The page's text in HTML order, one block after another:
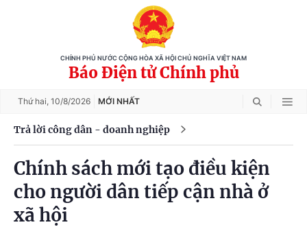
CHÍNH PHỦ NƯỚC CỘNG HÒA XÃ HỘI CHỦ NGHĨA VIỆT NAM
Báo Điện tử Chính phủ
Thứ hai, 10/8/2026 MỚI NHẤT
Trả lời công dân - doanh nghiệp
Chính sách mới tạo điều kiện
cho người dân tiếp cận nhà ở
xã hội